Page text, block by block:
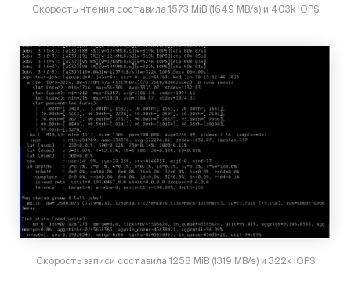
Скорость чтения составила 1573 MiB (1649 MB/s) и 403k IOPS
Скорость записи составила 1258 MiB (1319 MB/s) и 322k IOPS